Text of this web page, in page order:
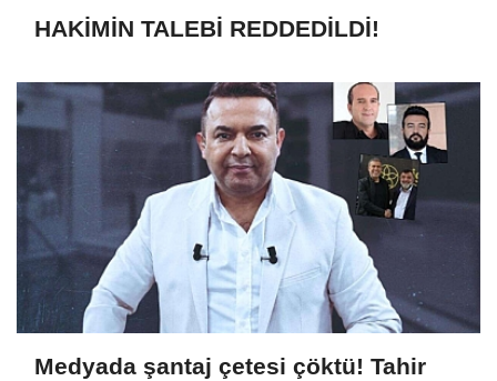
HAKİMİN TALEBİ REDDEDİLDİ!
Medyada şantaj çetesi çöktü! Tahir